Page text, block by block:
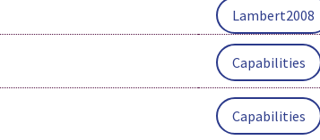
Lambert2008
Capabilities
Capabilities